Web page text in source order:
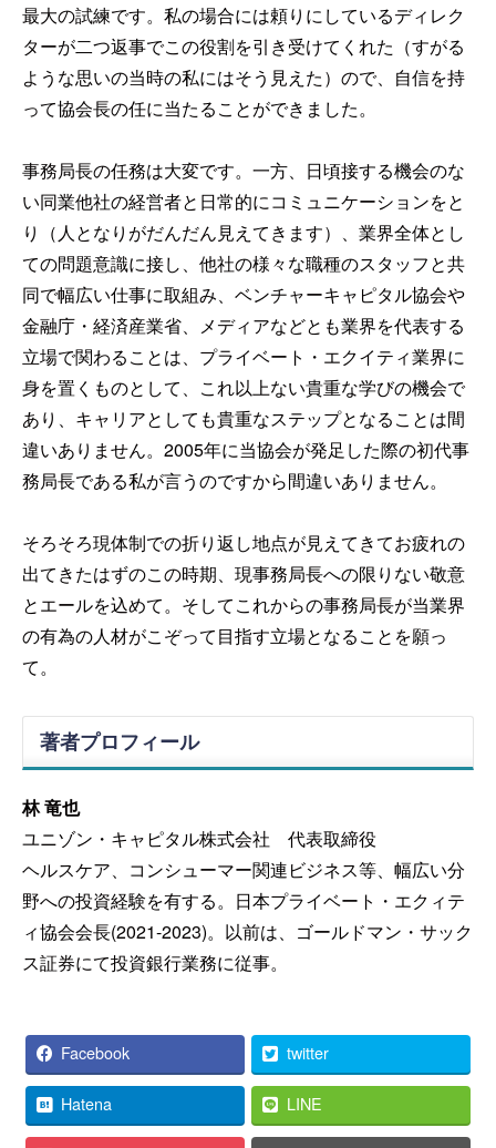
最大の試練です。私の場合には頼りにしているディレク
ターが二つ返事でこの役割を引き受けてくれた（すがる
ような思いの当時の私にはそう見えた）ので、自信を持
って協会長の任に当たることができました。
事務局長の任務は大変です。一方、日頃接する機会のな
い同業他社の経営者と日常的にコミュニケーションをと
り（人となりがだんだん見えてきます）、業界全体とし
ての問題意識に接し、他社の様々な職種のスタッフと共
同で幅広い仕事に取組み、ベンチャーキャピタル協会や
金融庁・経済産業省、メディアなどとも業界を代表する
立場で関わることは、プライベート・エクイティ業界に
身を置くものとして、これ以上ない貴重な学びの機会で
あり、キャリアとしても貴重なステップとなることは間
違いありません。2005年に当協会が発足した際の初代事
務局長である私が言うのですから間違いありません。
そろそろ現体制での折り返し地点が見えてきてお疲れの
出てきたはずのこの時期、現事務局長への限りない敬意
とエールを込めて。そしてこれからの事務局長が当業界
の有為の人材がこぞって目指す立場となることを願っ
て。
著者プロフィール
林 竜也
ユニゾン・キャピタル株式会社 代表取締役
ヘルスケア、コンシューマー関連ビジネス等、幅広い分
野への投資経験を有する。日本プライベート・エクィテ
ィ協会会長(2021-2023)。以前は、ゴールドマン・サック
ス証券にて投資銀行業務に従事。
Facebook twitter
Hatena LINE